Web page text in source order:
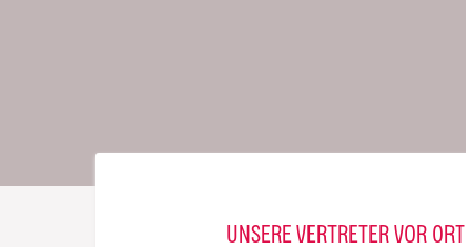
UNSERE VERTRETER VOR